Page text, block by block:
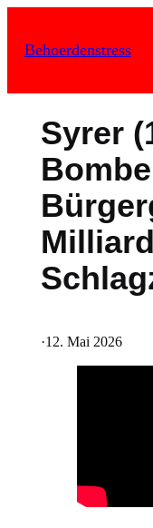
Inhalt
Behoerdenstress
Syrer
·12. Mai 2026